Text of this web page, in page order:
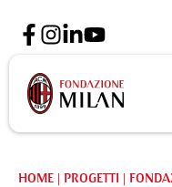
HOME | PROGETTI |